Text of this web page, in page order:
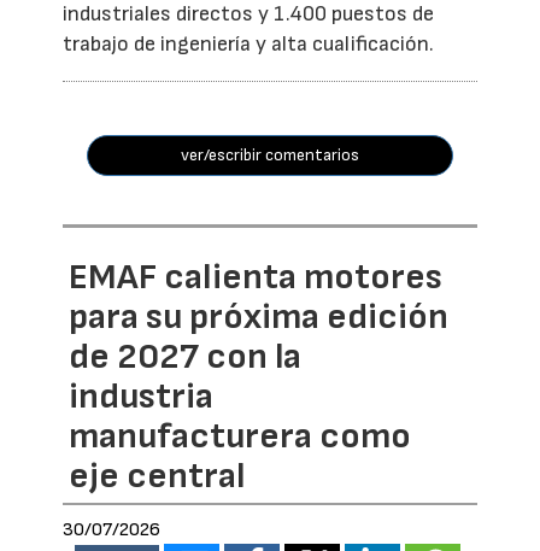
industriales directos y 1.400 puestos de
trabajo de ingeniería y alta cualificación.
ver/escribir comentarios
EMAF calienta motores
para su próxima edición
de 2027 con la
industria
manufacturera como
eje central
30/07/2026